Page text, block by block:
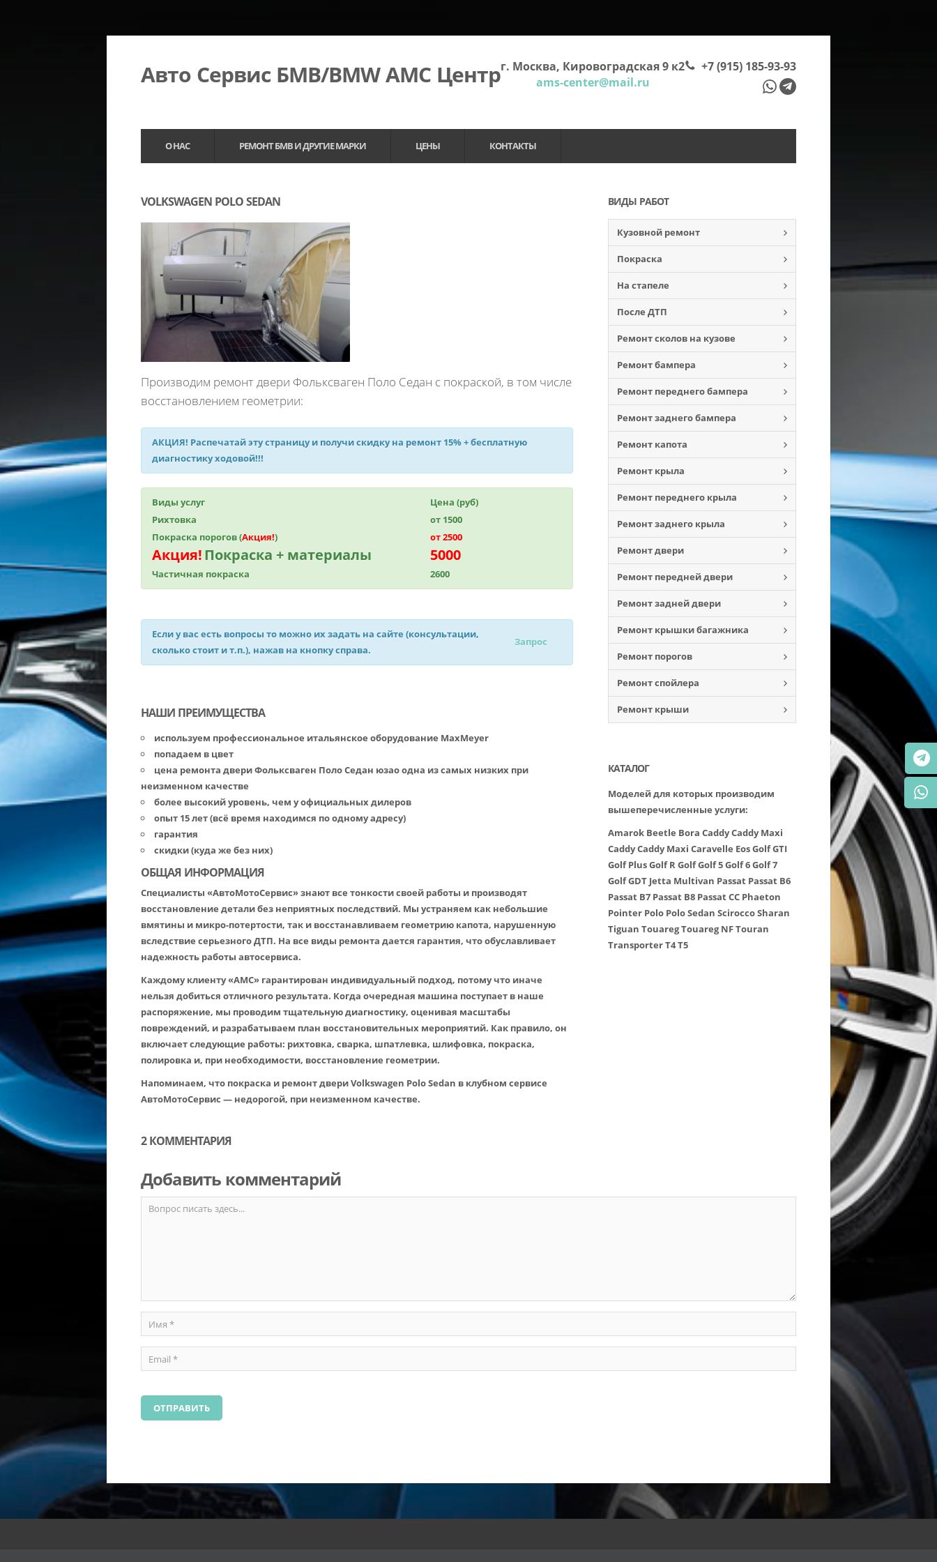
Авто Сервис БМВ/BMW АМС Центр +7 (915) 185-93-93
г. Москва, Кировоградская 9 к2
ams-center@mail.ru
О НАС РЕМОНТ БМВ И ДРУГИЕ МАРКИ ЦЕНЫ КОНТАКТЫ
VOLKSWAGEN POLO SEDAN
Производим ремонт двери Фольксваген Поло Седан с покраской, в том числе
восстановлением геометрии:
АКЦИЯ! Распечатай эту страницу и получискидку на ремонт 15%+ бесплатную
диагностику ходовой!!!
Виды услуг
Цена (руб)
Рихтовка
от 1500
Покраска порогов (Акция!) от 2500
Акция!Покраска + материалы 5000
Частичная покраска 2600
Если у вас есть вопросы то можно их задать на сайте (консультации,
сколько стоит и т.п.), нажав на кнопку справа.
Запрос
НАШИ ПРЕИМУЩЕСТВА
используем профессиональное итальянское оборудование MaxMeyer
попадаем в цвет
цена ремонта двери Фольксваген Поло Седан юзао одна из самых низких при
неизменном качестве
более высокий уровень, чем у официальных дилеров
опыт 15 лет (всё время находимся по одному адресу)
гарантия
скидки (куда же без них)
ОБЩАЯ ИНФОРМАЦИЯ
Специалисты «АвтоМотоСервис» знают все тонкости своей работы и производят
восстановление детали без неприятных последствий. Мы устраняем как небольшие
вмятины и микро-потертости, так и восстанавливаем геометрию капота, нарушенную
вследствие серьезного ДТП. На все виды ремонта дается гарантия, что обуславливает
надежность работы автосервиса.
Каждому клиенту «АМС» гарантирован индивидуальный подход, потому что иначе
нельзя добиться отличного результата. Когда очередная машина поступает в наше
распоряжение, мы проводим тщательную диагностику, оценивая масштабы
повреждений, и разрабатываем план восстановительных мероприятий. Как правило, он
включает следующие работы: рихтовка, сварка, шпатлевка, шлифовка, покраска,
полировка и, при необходимости, восстановление геометрии.
Напоминаем, что покраска и ремонт двери Volkswagen Polo Sedan в клубном сервисе
АвтоМотоСервис — недорогой, при неизменном качестве.
ВИДЫ РАБОТ
Кузовной ремонт
Покраска
На стапеле
После ДТП
Ремонт сколов на кузове
Ремонт бампера
Ремонт переднего бампера
Ремонт заднего бампера
Ремонт капота
Ремонт крыла
Ремонт переднего крыла
Ремонт заднего крыла
Ремонт двери
Ремонт передней двери
Ремонт задней двери
Ремонт крышки багажника
Ремонт порогов
Ремонт спойлера
Ремонт крыши
КАТАЛОГ
Моделей для которых производим
вышеперечисленные услуги:
Amarok Beetle Bora CaddyCaddy Maxi
CaddyCaddy Maxi Caravelle EosGolf GTI
Golf PlusGolf RGolfGolf 5Golf 6Golf 7
Golf GDT Jetta Multivan Passat Passat B6
Passat B7 Passat B8 Passat CC Phaeton
Pointer Polo Polo Sedan SciroccoSharan
Tiguan TouaregTouareg NFTouran
TransporterT4T5
2 КОММЕНТАРИЯ
Добавить комментарий